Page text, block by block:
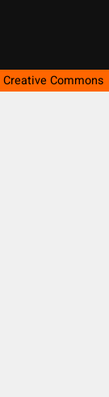
Creative Commons